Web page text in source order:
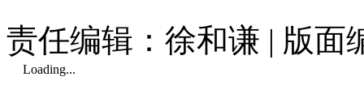
责任编辑：徐和谦 | 版面
Loading...